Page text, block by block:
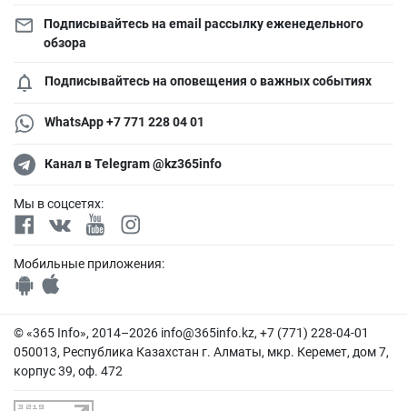
Подписывайтесь на email рассылку еженедельного
обзора
Подписывайтесь на оповещения о важных событиях
WhatsApp +7 771 228 04 01
Канал в Telegram @kz365info
Мы в соцсетях:
Мобильные приложения:
© «365 Info», 2014–2026 info@365info.kz, +7 (771) 228-04-01
050013, Республика Казахстан г. Алматы, мкр. Керемет, дом 7,
корпус 39, оф. 472